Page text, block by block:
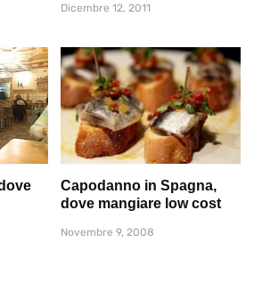
Dicembre 12, 2011
Capodanno in Spagna,
dove mangiare low cost
Novembre 9, 2008